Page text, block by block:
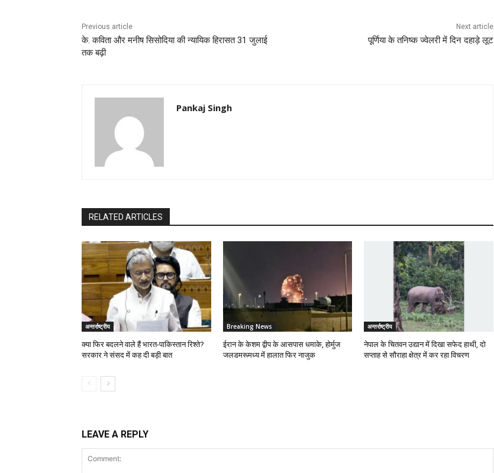
Previous article
के. कविता और मनीष सिसोदिया की न्यायिक हिरासत 31 जुलाई
तक बढ़ी
Next article
पूर्णिया के तनिष्क ज्वेलरी में दिन दहाड़े लूट
Pankaj Singh
RELATED ARTICLES
अन्तर्राष्ट्रीय
क्या फिर बदलने वाले हैं भारत-पाकिस्तान रिश्ते?
सरकार ने संसद में कह दी बड़ी बात
Breaking News
ईरान के केशम द्वीप के आसपास धमाके, होर्मुज
जलडमरूमध्य में हालात फिर नाजुक
अन्तर्राष्ट्रीय
नेपाल के चितवन उद्यान में दिखा सफेद हाथी, दो
सप्ताह से सौराहा क्षेत्र में कर रहा विचरण
LEAVE A REPLY